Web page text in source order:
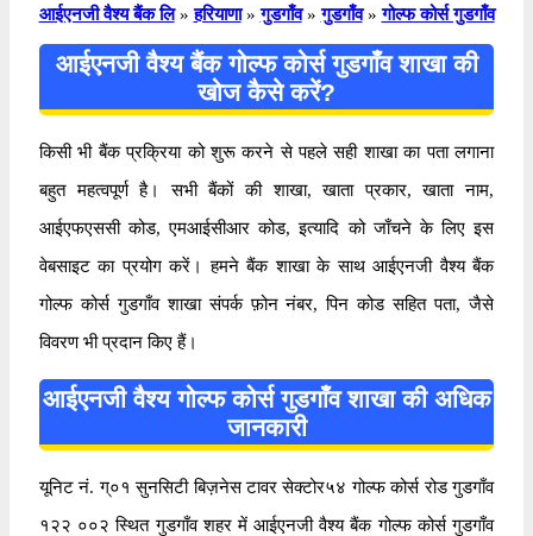
आईएनजी वैश्य बैंक लि » हरियाणा » गुडगाँव » गुडगाँव » गोल्फ कोर्स गुडगाँव
आईएनजी वैश्य बैंक गोल्फ कोर्स गुडगाँव शाखा की
खोज कैसे करें?
किसी भी बैंक प्रक्रिया को शुरू करने से पहले सही शाखा का पता लगाना
बहुत महत्वपूर्ण है। सभी बैंकों की शाखा, खाता प्रकार, खाता नाम,
आईएफएससी कोड, एमआईसीआर कोड, इत्यादि को जाँचने के लिए इस
वेबसाइट का प्रयोग करें। हमने बैंक शाखा के साथ आईएनजी वैश्य बैंक
गोल्फ कोर्स गुडगाँव शाखा संपर्क फ़ोन नंबर, पिन कोड सहित पता, जैसे
विवरण भी प्रदान किए हैं।
आईएनजी वैश्य गोल्फ कोर्स गुडगाँव शाखा की अधिक
जानकारी
यूनिट नं. ग्०१ सुनसिटी बिज़नेस टावर सेक्टोर५४ गोल्फ कोर्स रोड गुडगाँव
१२२ ००२ स्थित गुडगाँव शहर में आईएनजी वैश्य बैंक गोल्फ कोर्स गुडगाँव